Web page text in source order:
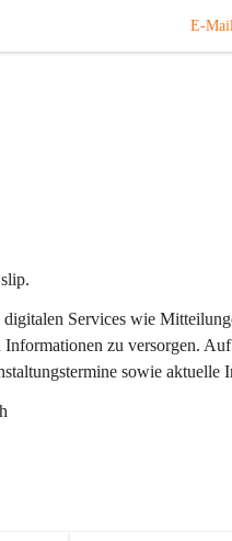
E-
Services wie
zu versorgen.
sowie aktuelle